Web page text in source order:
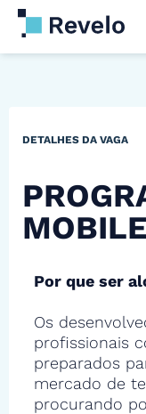
DETALHES DA VAGA
Por que ser
Os
profissionais
preparados
mercado de
procurando